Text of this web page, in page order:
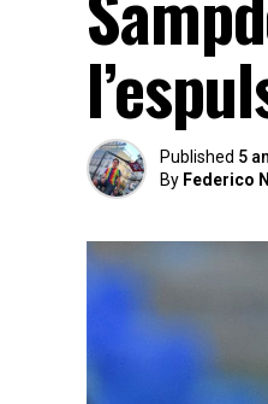
Published 5
By Federico